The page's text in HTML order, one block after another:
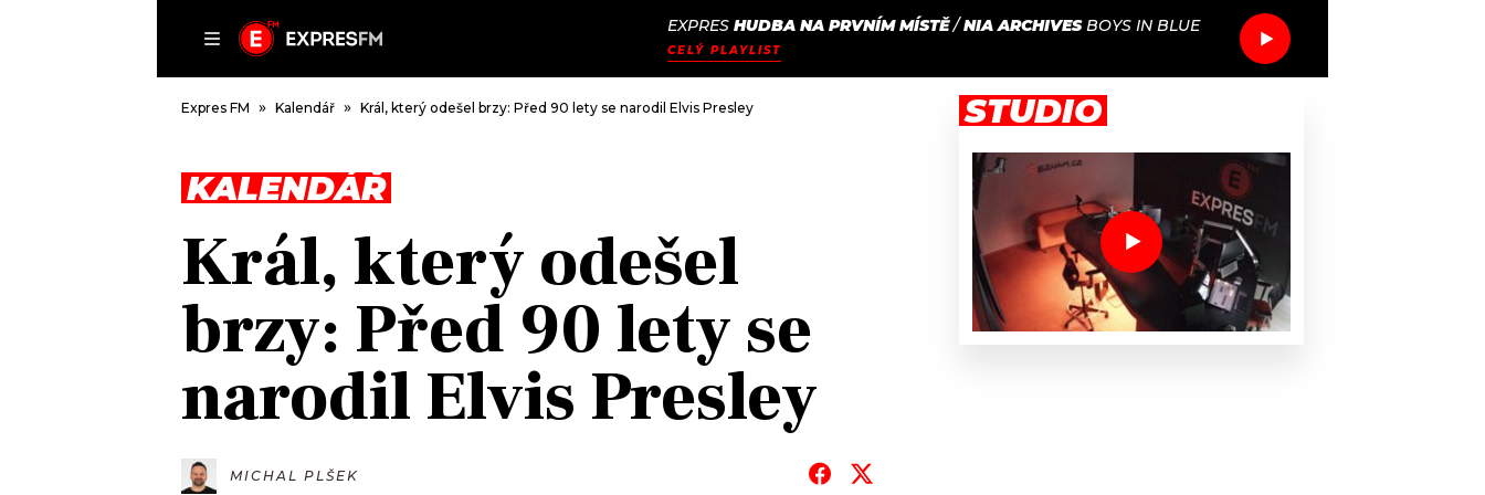
SEZNAM.CZ
EXPRES HUDBA NA PRVNÍM MÍSTĚ/NIA ARCHIVES BOYS IN BLUE
CELÝ PLAYLIST
DOMŮ
ČLÁNKY
HUDBA
ROZHOVORY
#NEBUDUDOMA
KALENDÁŘ
TRENDY
OSTATNÍ
PODCASTY
Expres FM Kalendář Král, který odešel brzy: Před 90 lety se narodil Elvis Presley
KALENDÁŘ
Král, který odešel
brzy: Před 90 lety se
narodil Elvis Presley
MICHAL PLŠEK
STUDIO